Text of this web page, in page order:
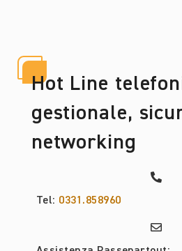
Hot Line
gestionale,
networking
Tel: 0331.858960